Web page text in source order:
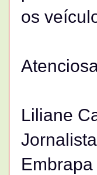
os
Liliane